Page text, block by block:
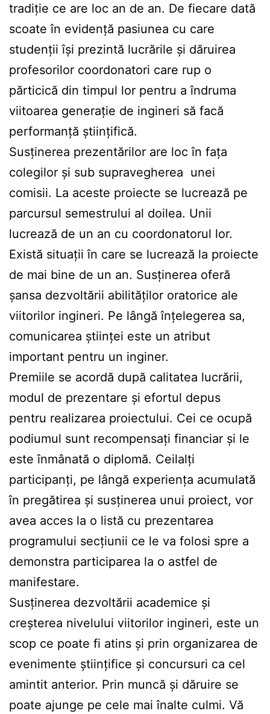
tradiție ce are loc an de an. De fiecare dată
scoate în evidență pasiunea cu care
studenții își prezintă lucrările și dăruirea
profesorilor coordonatori care rup o
părticică din timpul lor pentru a îndruma
viitoarea generație de ingineri să facă
performanță științifică.
Susținerea prezentărilor are loc în fața
colegilor și sub supravegherea unei
comisii. La aceste proiecte se lucrează pe
parcursul semestrului al doilea. Unii
lucrează de un an cu coordonatorul lor.
Există situații în care se lucrează la proiecte
de mai bine de un an. Susținerea oferă
șansa dezvoltării abilităților oratorice ale
viitorilor ingineri. Pe lângă înțelegerea sa,
comunicarea științei este un atribut
important pentru un inginer.
Premiile se acordă după calitatea lucrării,
modul de prezentare și efortul depus
pentru realizarea proiectului. Cei ce ocupă
podiumul sunt recompensați financiar și le
este înmânată o diplomă. Ceilalți
participanți, pe lângă experiența acumulată
în pregătirea și susținerea unui proiect, vor
avea acces la o listă cu prezentarea
programului secțiunii ce le va folosi spre a
demonstra participarea la o astfel de
manifestare.
Susținerea dezvoltării academice și
creșterea nivelului viitorilor ingineri, este un
scop ce poate fi atins și prin organizarea de
evenimente științifice și concursuri ca cel
amintit anterior. Prin muncă și dăruire se
poate ajunge pe cele mai înalte culmi. Vă